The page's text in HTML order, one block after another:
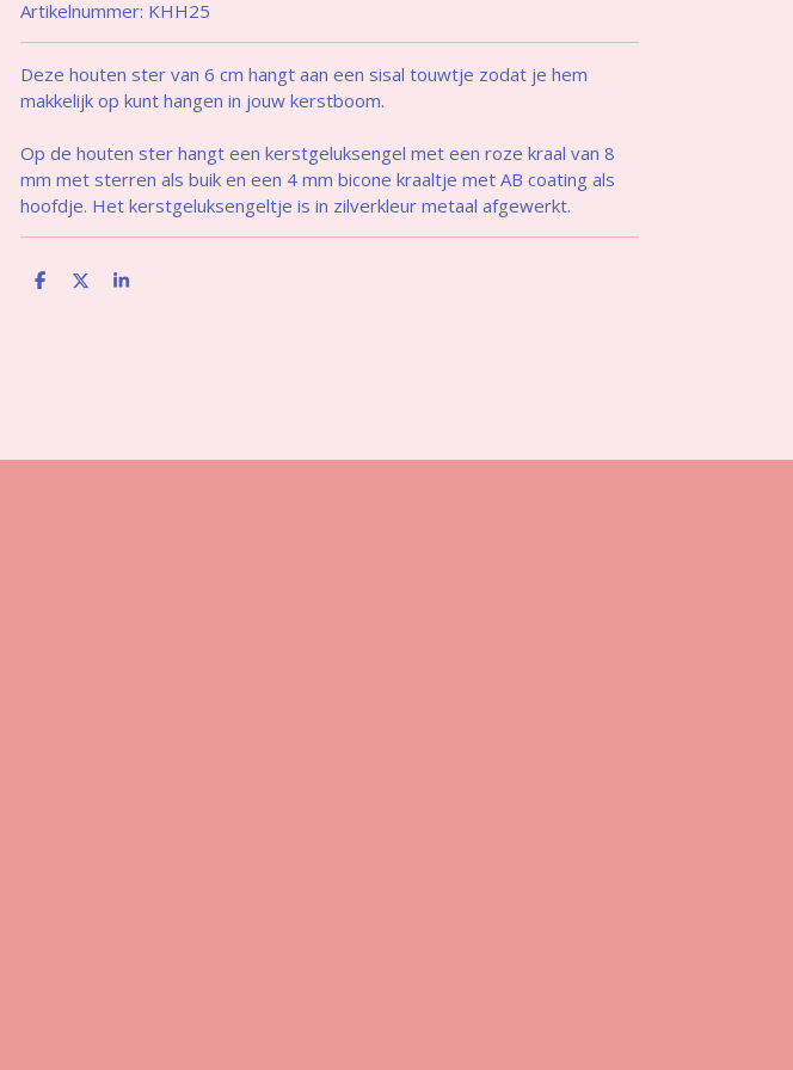
Artikelnummer: KHH25
Deze houten ster van 6 cm hangt aan een sisal touwtje zodat je hem
makkelijk op kunt hangen in jouw kerstboom.
Op de houten ster hangt een kerstgeluksengel met een roze kraal van 8
mm met sterren als buik en een 4 mm bicone kraaltje met AB coating als
hoofdje. Het kerstgeluksengeltje is in zilverkleur metaal afgewerkt.
D
D
S